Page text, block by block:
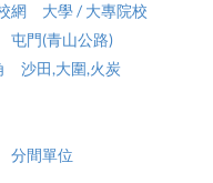
網
大學 / 大專院校
屯門(青山公路)
沙田,大圍,火炭
分間單位